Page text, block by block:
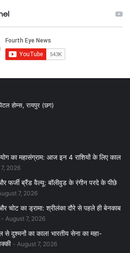
होम्स, रायपुर (छग)
का महासंग्राम: आज इन 4 राशियों के लिए काल
2026
और फर्जी ब्रैंड वैल्यू: बॉलीवुड के रंगीन परदे के पीछे
7, 2026
चोट का ड्रामा: श्रीलंका दौरे से पहले ही बेनकाब
August 7, 2026
दुश्मनों का काल! भारतीय सेना का महा-
August 7, 2026